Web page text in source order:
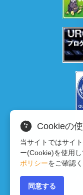
Copyright ©
Cookieの
当サイトではサイ
ー(Cookie)を使用
ポリシーをご確認く
同意する